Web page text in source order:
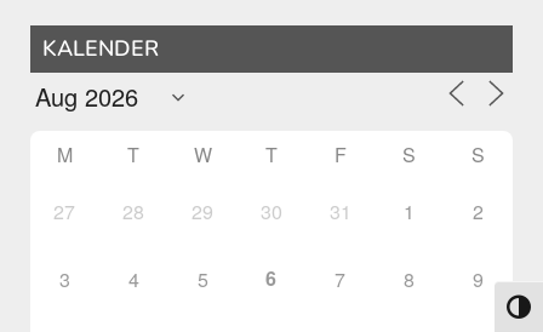
KALENDER
M T W T F S S
27 28 29 30 31 1 2
3 4 5 6 7 8 9